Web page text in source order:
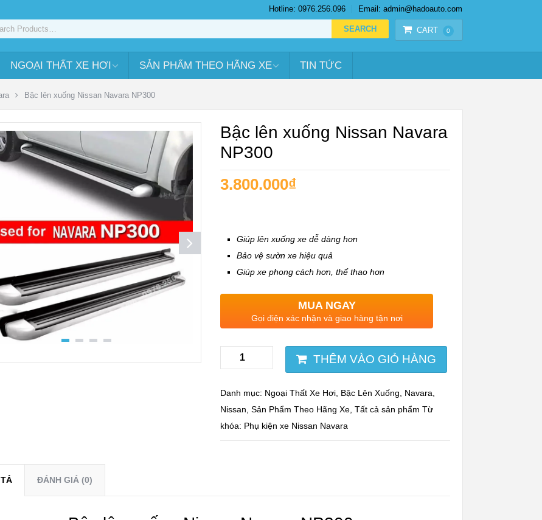
Hotline: 0976.256.096 Email: admin@hadoauto.com
CART 0
NGOẠI THẤT XE HƠI SẢN PHẨM THEO HÃNG XE TIN TỨC
Bậc lên xuống Nissan Navara NP300
Bậc lên xuống Nissan Navara
NP300
3.800.000₫
Giúp lên xuống xe dễ dàng hơn
Bảo vệ sườn xe hiệu quả
Giúp xe phong cách hơn, thể thao hơn
MUA NGAY
Gọi điện xác nhận và giao hàng tận nơi
THÊM VÀO GIỎ HÀNG
Danh mục: Ngoại Thất Xe Hơi Bậc Lên Xuống Navara
Nissan ,Sản Phẩm Theo Hãng Xe ,Tất cả sản phẩm Từ
khóa: Phụ kiện xe Nissan Navara
ĐÁNH GIÁ (0)